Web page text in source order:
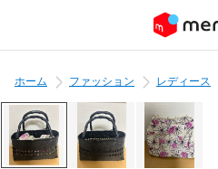
ホーム ファッション レディース